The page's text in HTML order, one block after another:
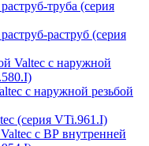
труба (серия
раструб (серия
Valtec с наружной
с наружной резьбой
(серия VTi.961.I)
с ВР внутренней